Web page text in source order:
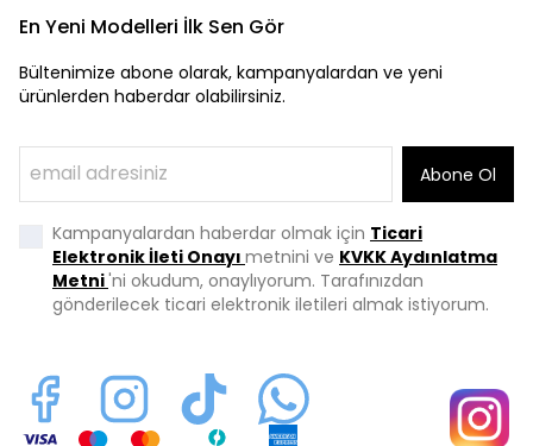
En Yeni Modelleri İlk Sen Gör
Bültenimize abone olarak, kampanyalardan ve yeni
ürünlerden haberdar olabilirsiniz.
Abone Ol
Kampanyalardan haberdar olmak için Ticari
Elektronik İleti Onayı metnini ve KVKK Aydınlatma
Metni'ni okudum, onaylıyorum. Tarafınızdan
gönderilecek ticari elektronik iletileri almak istiyorum.